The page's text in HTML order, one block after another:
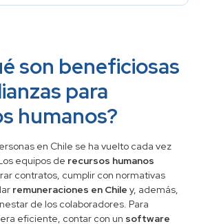
son beneficiosas
para
humanos?
en Chile se ha vuelto cada vez
equipos de recursos humanos
contratos, cumplir con normativas
remuneraciones en Chile y, además,
de los colaboradores. Para
eficiente, contar con un software